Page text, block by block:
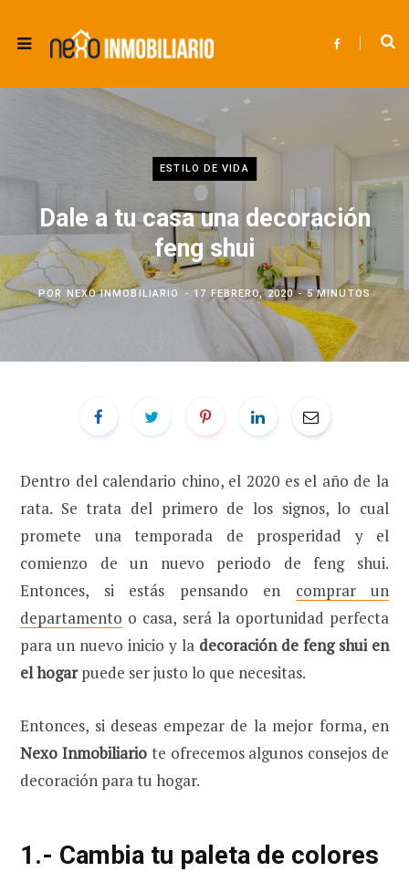
F
b
ESTILO DE VIDA
Dale a tu casa una decoración
feng shui
POR NEXO INMOBILIARIO 17 FEBRERO, 2020 5 MINUTOS
Dentro del calendario chino, el 2020 es el año de la
rata. Se trata del primero de los signos, lo cual
promete una temporada de prosperidad y el
comienzo de un nuevo periodo de feng shui.
Entonces, si estás pensando en comprar un
departamento o casa, será la oportunidad perfecta
para un nuevo inicio y la decoración de feng shui en
el hogarpuede ser justo lo que necesitas.
Entonces, si deseas empezar de la mejor forma, en
Nexo Inmobiliariote ofrecemos algunos consejos de
decoración para tu hogar.
1.- Cambia tu paleta de colores